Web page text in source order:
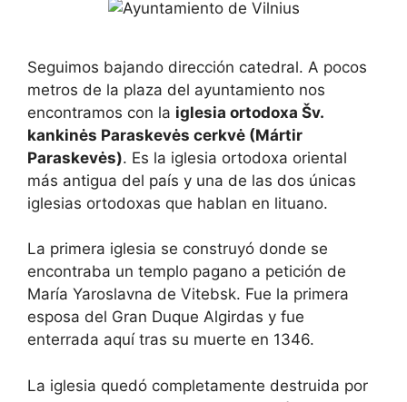
e
Seguimos bajando dirección catedral. A pocos
metros de la plaza del ayuntamiento nos
encontramos con la iglesia ortodoxa Šv.
kankinės Paraskevės cerkvė (Mártir
Paraskevės). Es la iglesia ortodoxa oriental
más antigua del país y una de las dos únicas
iglesias ortodoxas que hablan en lituano.
La primera iglesia se construyó donde se
encontraba un templo pagano a petición de
María Yaroslavna de Vitebsk. Fue la primera
esposa del Gran Duque Algirdas y fue
enterrada aquí tras su muerte en 1346.
La iglesia quedó completamente destruida por